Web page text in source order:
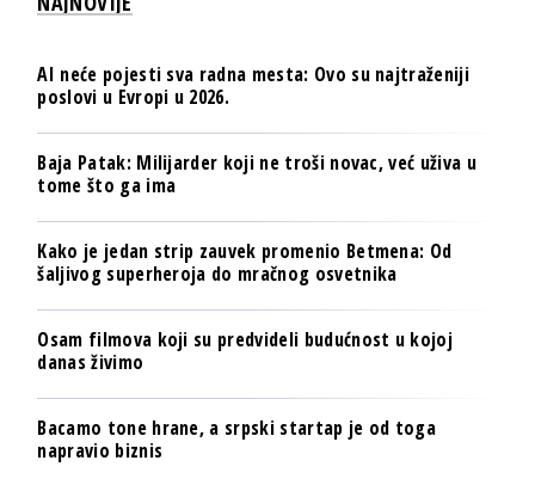
AI neće pojesti sva radna mesta: Ovo su najtraženiji
poslovi u Evropi u 2026.
Baja Patak: Milijarder koji ne troši novac, već uživa u
tome što ga ima
Kako je jedan strip zauvek promenio Betmena: Od
šaljivog superheroja do mračnog osvetnika
Osam filmova koji su predvideli budućnost u kojoj
danas živimo
Bacamo tone hrane, a srpski startap je od toga
napravio biznis